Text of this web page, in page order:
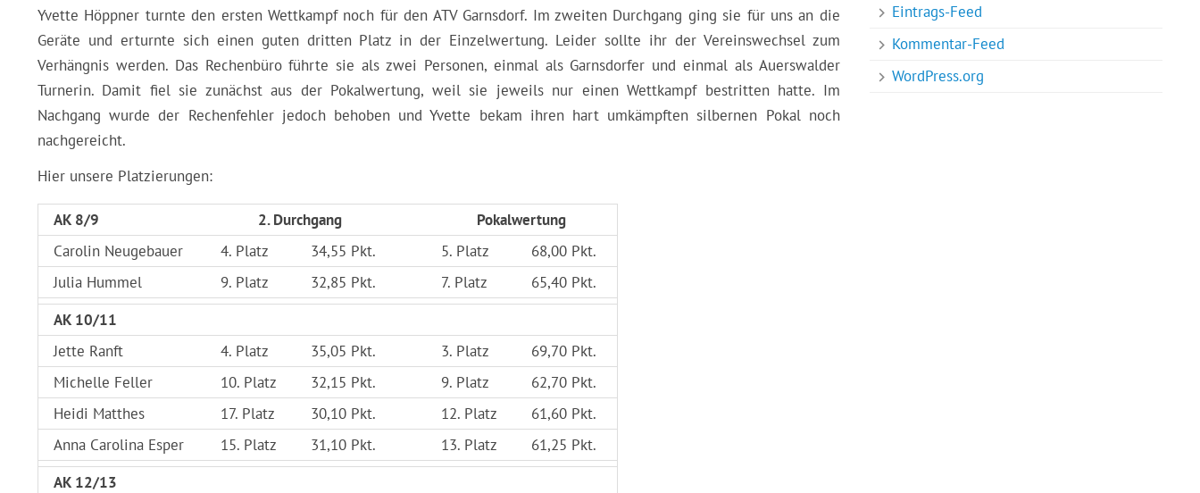
Yvette Höppner turnte den ersten Wettkampf noch für den ATV Garnsdorf. Im zweiten Durchgang ging sie für uns an die
Geräte und erturnte sich einen guten dritten Platz in der Einzelwertung. Leider sollte ihr der Vereinswechsel zum
Verhängnis werden. Das Rechenbüro führte sie als zwei Personen, einmal als Garnsdorfer und einmal als Auerswalder
Turnerin. Damit fiel sie zunächst aus der Pokalwertung, weil sie jeweils nur einen Wettkampf bestritten hatte. Im
Nachgang wurde der Rechenfehler jedoch behoben und Yvette bekam ihren hart umkämpften silbernen Pokal noch
nachgereicht.
Hier unsere Platzierungen:
AK 8/9 2. Durchgang
Pokalwertung
Carolin Neugebauer
4. Platz 34,55 Pkt. 5. Platz
68,00 Pkt.
Julia Hummel
9. Platz 32,85 Pkt. 7. Platz
65,40 Pkt.
AK 10/11
Jette Ranft
4. Platz 35,05 Pkt. 3. Platz
69,70 Pkt.
Michelle Feller
10. Platz 32,15 Pkt. 9. Platz
62,70 Pkt.
Heidi Matthes
17. Platz 30,10 Pkt. 12. Platz
61,60 Pkt.
Anna Carolina Esper
15. Platz 31,10 Pkt. 13. Platz
61,25 Pkt.
AK 12/13
Eintrags-Feed
Kommentar-Feed
WordPress.org